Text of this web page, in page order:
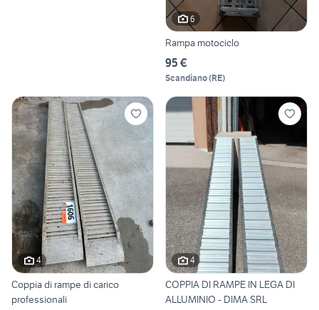
6
Rampa motociclo
95 €
Scandiano(RE)
4
Coppia di rampe di carico
professionali
4
COPPIA DI RAMPE IN LEGA DI
ALLUMINIO - DIMA SRL